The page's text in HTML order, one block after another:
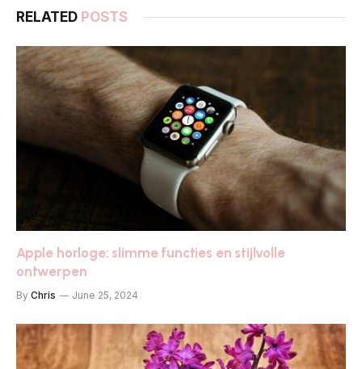
RELATED POSTS
Apple horloge: slimme functies en stijlvolle
ontwerpen
By Chris June 25, 2024